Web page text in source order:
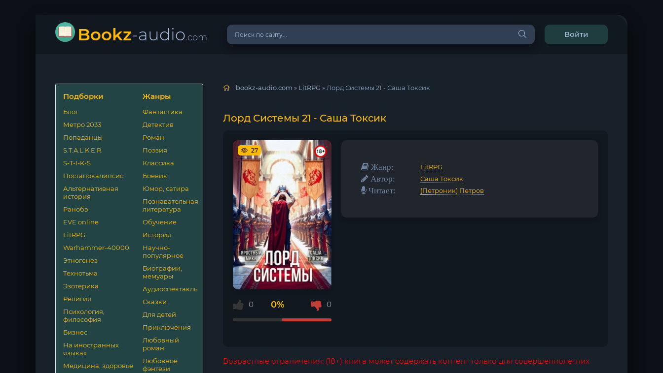
Bookz-audio.com Войти
Подборки
Блог
Метро 2033
Попаданцы
S.T.A.L.K.E.R.
S-T-I-K-S
Постапокалипсис
Альтернативная
история
Ранобэ
EVE online
LitRPG
Warhammer-40000
Этногенез
Технотьма
Эзотерика
Религия
Психология,
философия
Бизнес
На иностранных
языках
Медицина, здоровье
Жанры
Фантастика
Детектив
Роман
Поэзия
Классика
Боевик
Юмор, сатира
Познавательная
литература
Обучение
История
Научно-
популярное
Биографии,
мемуары
Аудиоспектакль
Сказки
Для детей
Приключения
Любовный
роман
Любовное
фэнтези
bookz-audio.com » LitRPG » Лорд Системы 21 - Саша Токсик
Лорд Системы 21 - Саша Токсик
27
0 0% 0
Жанр: LitRPG
Автор: Саша Токсик
Читает: (Петроник) Петров
Возрастные ограничения: (18+) книга может содержать контент только для совершеннолетних